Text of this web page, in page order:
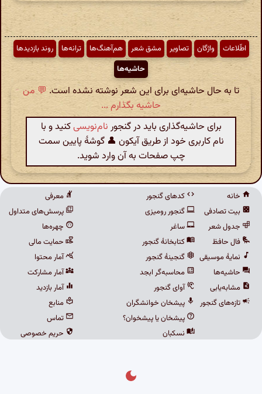
اطّلاعات واژگان تصاویر مشق شعر هم‌آهنگ‌ها ترانه‌ها
روند بازدیدها
حاشیه‌ها
تا به حال حاشیه‌ای برای این شعر نوشته نشده است. 💬 من
حاشیه بگذارم ...
برای حاشیه‌گذاری باید در گنجور نام‌نویسیکنید و با
نام کاربری خود از طریق آیکون 👤 گوشهٔ پایین سمت
چپ صفحات به آن وارد شوید.
خانه
بیت تصادفی
جدول شعر
فال حافظ
نمایهٔ موسیقی
حاشیه‌ها
مشابه‌یابی
تازه‌های گنجور
کدهای گنجور
گنجور رومیزی
ساغر
کتابخانهٔ گنجور
گنجینهٔ گنجور
محاسبه‌گر ابجد
آوای گنجور
پیشخان خوانشگران
پیشخان یا پیشخوان؟
نسکبان
معرفی
پرسش‌های متداول
چهره‌ها
حمایت مالی
آمار محتوا
آمار مشارکت
آمار بازدید
منابع
تماس
حریم خصوصی